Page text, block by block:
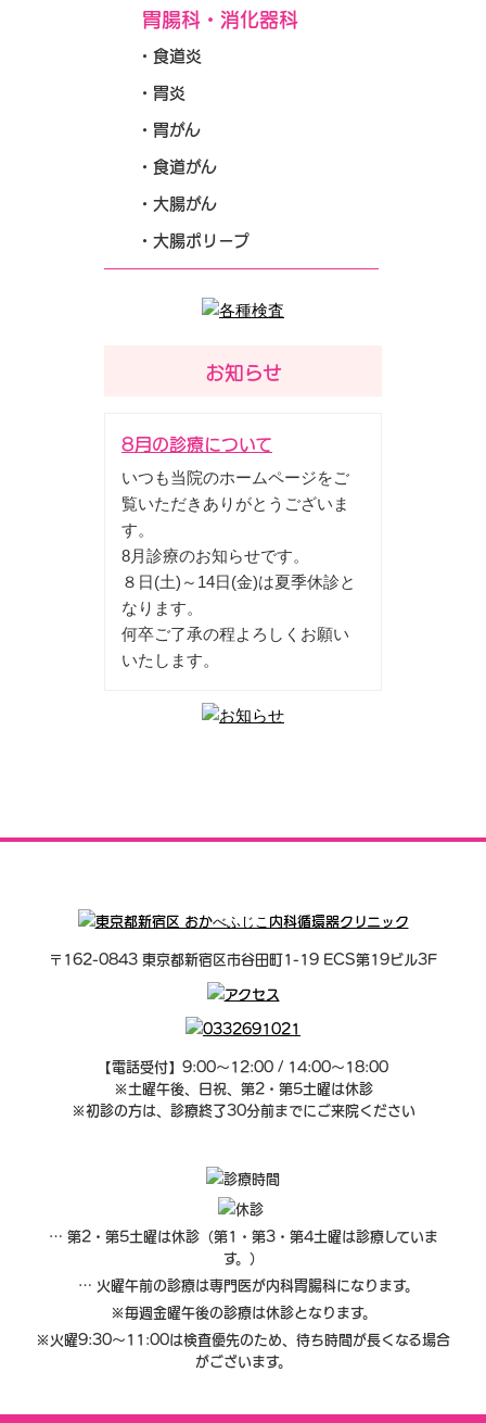
胃腸科・消化器科
食道炎
胃炎
胃がん
食道がん
大腸がん
大腸ポリープ
お知らせ
8月の診療について
いつも当院のホームページをご
覧いただきありがとうございま
す。
8月診療のお知らせです。
８日(土)～14日(金)は夏季休診と
なります。
何卒ご了承の程よろしくお願い
いたします。
〒162-0843 東京都新宿区市谷田町1-19 ECS第19ビル3F
【電話受付】9:00～12:00 / 14:00～18:00
※土曜午後、日祝、第2・第5土曜は休診
※初診の方は、診療終了30分前までにご来院ください
… 第2・第5土曜は休診（第1・第3・第4土曜は診療していま
す。）
… 火曜午前の診療は専門医が内科胃腸科になります。
※毎週金曜午後の診療は休診となります。
※火曜9:30～11:00は検査優先のため、待ち時間が長くなる場合
がございます。